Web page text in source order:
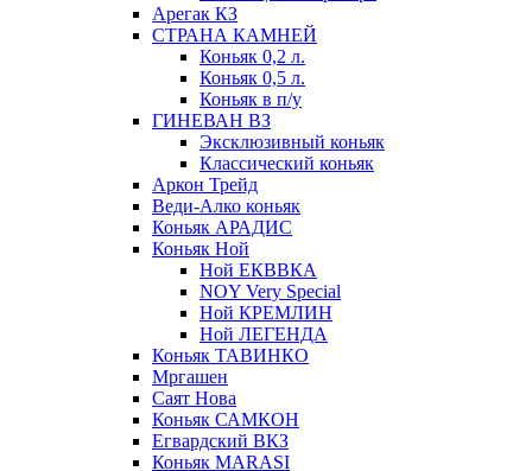
Арегак КЗ
СТРАНА КАМНЕЙ
Коньяк 0,2 л.
Коньяк 0,5 л.
Коньяк в п/у
ГИНЕВАН ВЗ
Эксклюзивный коньяк
Классический коньяк
Аркон Трейд
Веди-Алко коньяк
Коньяк АРАДИС
Коньяк Ной
Ной ЕКВВКА
NOY Very Special
Ной КРЕМЛИН
Ной ЛЕГЕНДА
Коньяк ТАВИНКО
Мргашен
Саят Нова
Коньяк САМКОН
Егвардский ВКЗ
Коньяк MARASI